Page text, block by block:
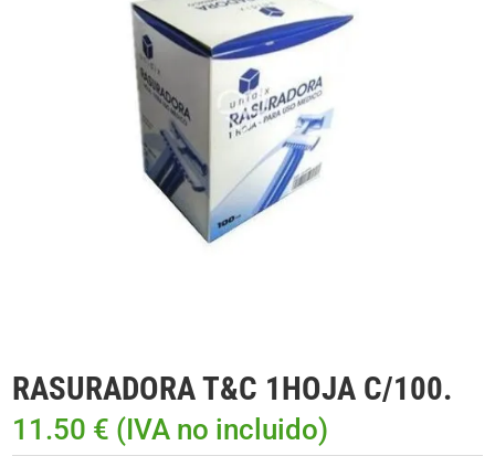
RASURADORA T&C 1HOJA C/100.
11.50 € (IVA no incluido)